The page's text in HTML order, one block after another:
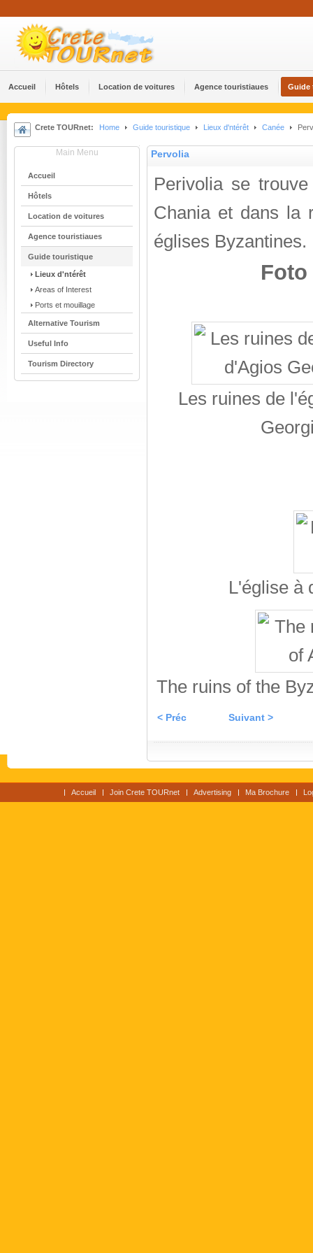
Accueil Hôtels Location de voitures Agence touristiaues Guide
Crete TOURnet: Home Guide touristique Lieux d'ntérêt Canée
Main Menu
Accueil
Hôtels
Location de voitures
Agence touristiaues
Guide touristique
Lieux d'ntérêt
Areas of Interest
Ports et mouillage
Alternative Tourism
Useful Info
Tourism Directory
Pervolia
Perivolia se
Chania et dans la
églises Byzantines.
Les ruines de
L'église à
The ruins of the
< Préc Suivant >
Accueil Join Crete TOURnet Advertising Ma Brochure